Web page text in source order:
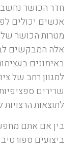
חדר הכושר
אנשים יכולים
מטרות הכושר
אלה המבקשים
באימונים
למגוון רחב של
שרירים
לתוצאות הרצויות
בין אם אתם
ביצועים